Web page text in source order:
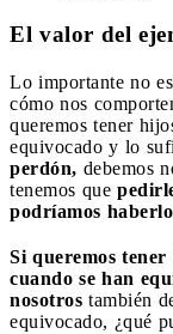
El valor del
Lo importante no
cómo nos
queremos tener
equivocado y lo
perdón, debemos
tenemos que
podríamos
Si queremos tener
cuando se han
nosotros también
equivocado, ¿qué